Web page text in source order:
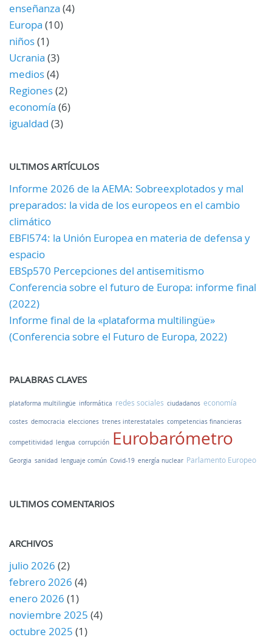
enseñanza (4)
Europa (10)
niños(1)
Ucrania (3)
medios(4)
Regiones(2)
economía (6)
igualdad (3)
ULTIMOS ARTÍCULOS
Informe 2026 de la AEMA: Sobreexplotados y mal
preparados: la vida de los europeos en el cambio
climático
EBFl574: la Unión Europea en materia de defensa y
espacio
EBSp570 Percepciones del antisemitismo
Conferencia sobre el futuro de Europa: informe final
(2022)
Informe final de la «plataforma multilingüe»
(Conferencia sobre el Futuro de Europa, 2022)
PALABRAS CLAVES
plataforma multilingüe informática redes sociales ciudadanos economía
costes democracia elecciones trenes interestatales competencias financieras
competitividad lengua corrupción Eurobarómetro
Georgia sanidad lenguaje común Covid-19 energía nuclear Parlamento Europeo
ULTIMOS COMENTARIOS
ARCHIVOS
julio 2026 (2)
febrero 2026 (4)
enero 2026 (1)
noviembre 2025 (4)
octubre 2025 (1)